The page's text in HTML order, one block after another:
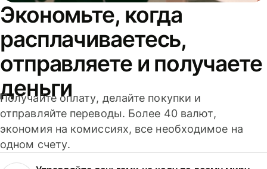
Экономьте, когда
расплачиваетесь,
отправляете и получаете
деньги
Получайте оплату, делайте покупки и
отправляйте переводы. Более 40 валют,
экономия на комиссиях, все необходимое на
одном счету.